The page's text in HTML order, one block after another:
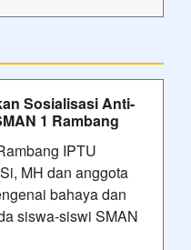
Sosialisasi Anti-
1 Rambang
IPTU
MH dan anggota
bahaya dan
siswa-siswi SMAN